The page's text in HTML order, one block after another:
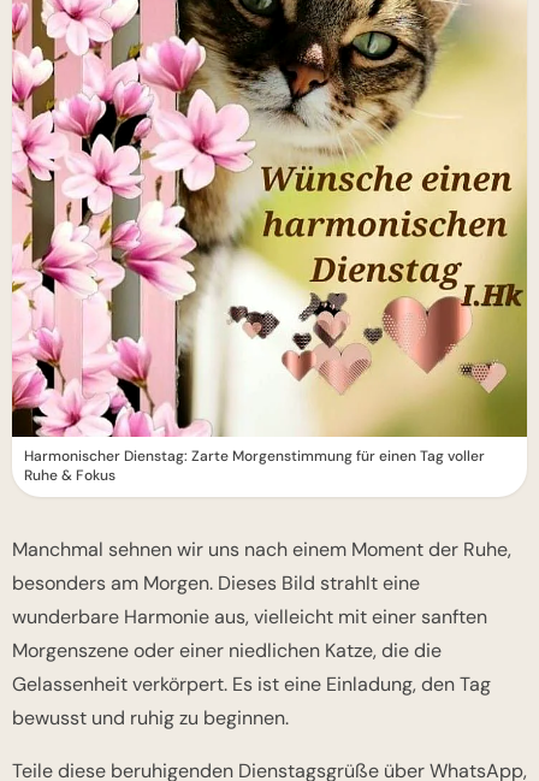
Harmonischer Dienstag: Zarte Morgenstimmung für einen Tag voller
Ruhe & Fokus
Manchmal sehnen wir uns nach einem Moment der Ruhe,
besonders am Morgen. Dieses Bild strahlt eine
wunderbare Harmonie aus, vielleicht mit einer sanften
Morgenszene oder einer niedlichen Katze, die die
Gelassenheit verkörpert. Es ist eine Einladung, den Tag
bewusst und ruhig zu beginnen.
Teile diese beruhigenden Dienstagsgrüße über WhatsApp,